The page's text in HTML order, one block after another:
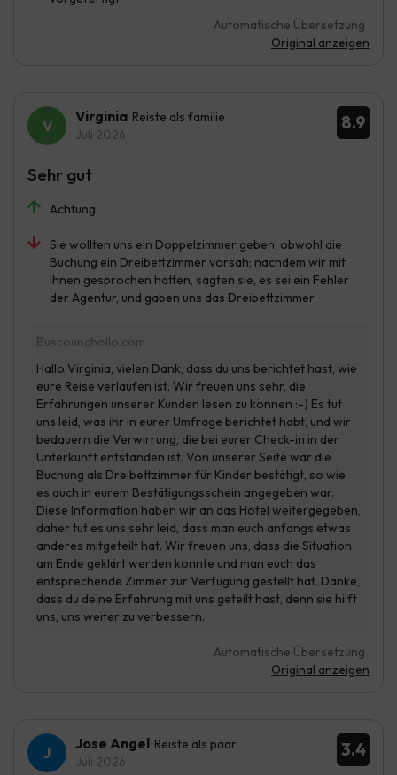
Automatische Übersetzung
Original anzeigen
8.9
Virginia Reiste als familie
Juli 2026
Achtung
Sie wollten uns ein Doppelzimmer geben, obwohl die
Buchung ein Dreibettzimmer vorsah; nachdem wir mit
ihnen gesprochen hatten, sagten sie, es sei ein Fehler
der Agentur, und gaben uns das Dreibettzimmer.
Automatische Übersetzung
Original anzeigen
Sehr gut
3.4
Jose Angel Reiste als paar
Juli 2026